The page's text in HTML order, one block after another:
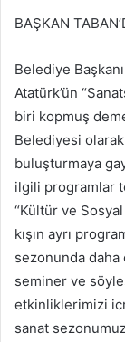
BAŞKAN
Belediye
Atatürk’ün
biri kopmuş
Belediyesi
buluşturmaya
ilgili programlar
“Kültür ve
kışın ayrı
sezonunda daha
seminer ve
etkinliklerimizi
sanat sezonumuz